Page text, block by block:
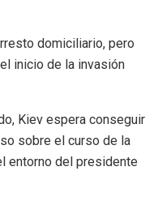
domiciliario, pero
inicio de la invasión
Kiev espera conseguir
sobre el curso de la
entorno del presidente